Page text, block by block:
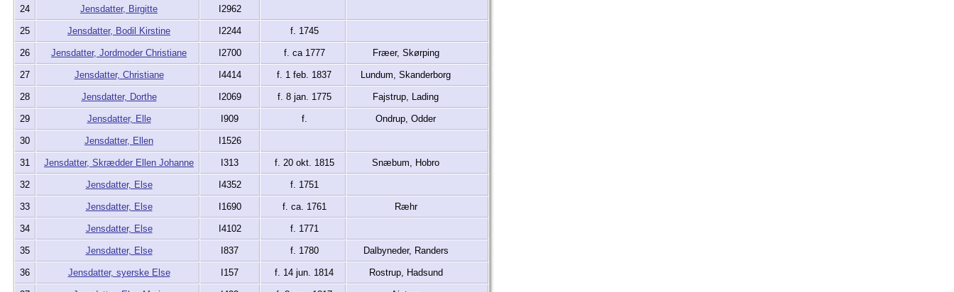
24 Jensdatter, Birgitte I2962
25 Jensdatter, Bodil Kirstine I2244 f. 1745
26 Jensdatter, Jordmoder Christiane I2700 f. ca 1777 Fræer, Skørping
27 Jensdatter, Christiane I4414 f. 1 feb. 1837 Lundum, Skanderborg
28 Jensdatter, Dorthe I2069 f. 8 jan. 1775 Fajstrup, Lading
29 Jensdatter, Elle I909 f. Ondrup, Odder
30 Jensdatter, Ellen I1526
31 Jensdatter, Skrædder Ellen Johanne I313 f. 20 okt. 1815 Snæbum, Hobro
32 Jensdatter, Else I4352 f. 1751
33 Jensdatter, Else I1690 f. ca. 1761 Ræhr
34 Jensdatter, Else I4102 f. 1771
35 Jensdatter, Else I837 f. 1780 Dalbyneder, Randers
36 Jensdatter, syerske Else I157 f. 14 jun. 1814 Rostrup, Hadsund